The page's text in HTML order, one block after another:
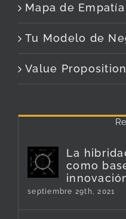
Mapa de Empatía
Tu Modelo de
Value
La
como
septiembre 29th, 2021